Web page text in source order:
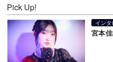
Pick Up!
インタ
宮本